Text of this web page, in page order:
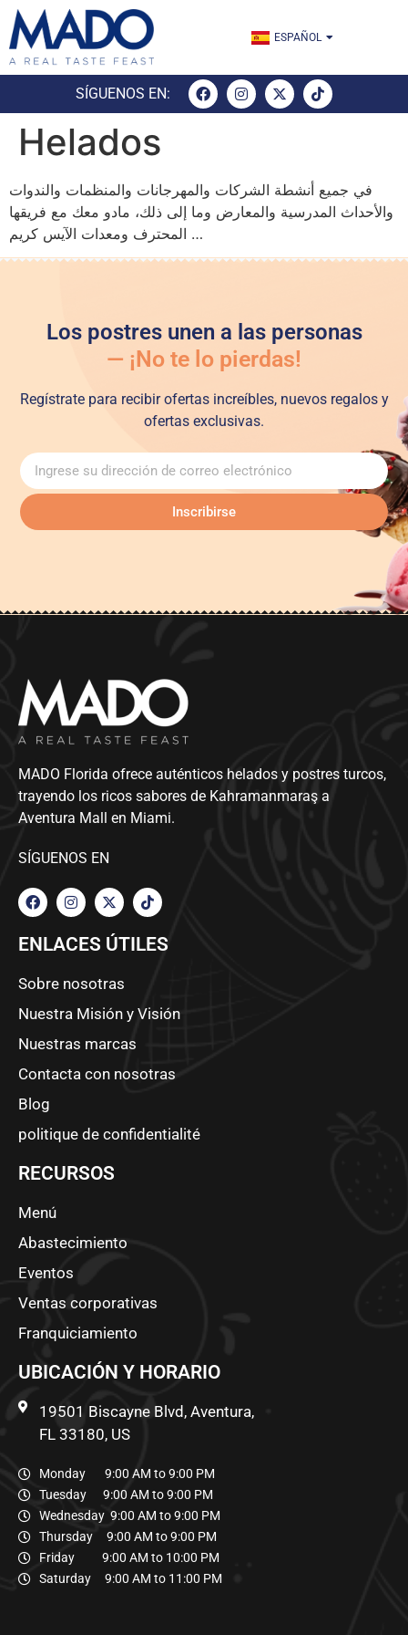
ESPAÑOL
TÜRKÇE
SÍGUENOS EN:
Helados
في جميع أنشطة الشركات والمهرجانات والمنظمات والندوات
والأحداث المدرسية والمعارض وما إلى ذلك، مادو معك مع فريقها
المحترف ومعدات الآيس كريم …
Los postres unen a las personas
— ¡No te lo pierdas!
Regístrate para recibir ofertas increíbles, nuevos regalos y
ofertas exclusivas.
Inscribirse
MADO Florida ofrece auténticos helados y postres turcos,
trayendo los ricos sabores de Kahramanmaraş a
Aventura Mall en Miami.
SÍGUENOS EN
ENLACES ÚTILES
Sobre nosotras
Nuestra Misión y Visión
Nuestras marcas
Contacta con nosotras
Blog
politique de confidentialité
RECURSOS
Menú
Abastecimiento
Eventos
Ventas corporativas
Franquiciamiento
UBICACIÓN Y HORARIO
19501 Biscayne Blvd, Aventura,
FL 33180, US
Monday 9:00 AM to 9:00 PM
Tuesday 9:00 AM to 9:00 PM
Wednesday 9:00 AM to 9:00 PM
Thursday 9:00 AM to 9:00 PM
Friday 9:00 AM to 10:00 PM
Saturday 9:00 AM to 11:00 PM